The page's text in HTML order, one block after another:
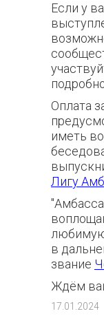
Если у
Оплата
иметь
Лигу
в
звание
Ждём
17.01.2024